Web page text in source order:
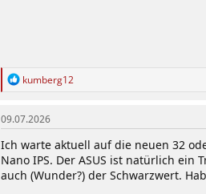
R
k
t
i
o
n
e
kumberg12
09.07.2026
Ich warte aktuell auf die neuen 32
Nano IPS. Der ASUS ist natürlich ein
auch (Wunder?) der Schwarzwert.